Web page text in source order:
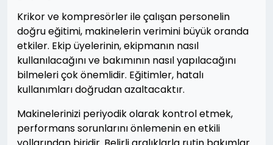
Krikor ve kompresörler ile çalışan personelin
doğru eğitimi, makinelerin verimini büyük oranda
etkiler. Ekip üyelerinin, ekipmanın nasıl
kullanılacağını ve bakımının nasıl yapılacağını
bilmeleri çok önemlidir. Eğitimler, hatalı
kullanımları doğrudan azaltacaktır.
Makinelerinizi periyodik olarak kontrol etmek,
performans sorunlarını önlemenin en etkili